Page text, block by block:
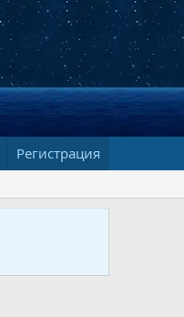
Регистрация